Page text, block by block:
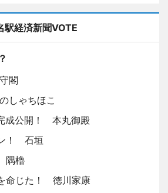
駅経済新聞VOTE
閣
しゃちほこ
成公開！ 本丸御殿
！ 石垣
隅櫓
命じた！ 徳川家康